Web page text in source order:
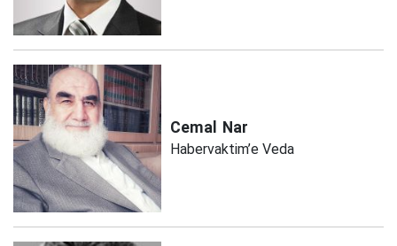
Cemal Nar
Habervaktim’e Veda